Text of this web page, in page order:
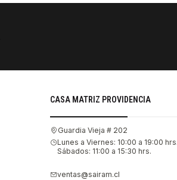
CASA MATRIZ PROVIDENCIA
Guardia Vieja # 202
Lunes a Viernes: 10:00 a 19:00 hrs.
Sábados: 11:00 a 15:30 hrs.
ventas@sairam.cl